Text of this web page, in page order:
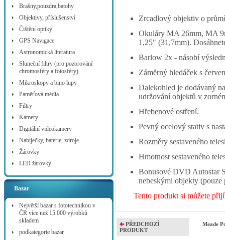
Brašny,pouzdra,batohy
Objektivy, příslušenství
Čištění optiky
GPS Navigace
Astronomická literatura
Sluneční filtry (pro pozorování
chromosféry a fotosféry)
Mikroskopy a bino lupy
Paměťová média
Filtry
Kamery
Digitální videokamery
Nabíječky, baterie, zdroje
Žárovky
LED žárovky
Bazar
Největší bazar s fototechnikou v
ČR více než 15.000 výrobků
skladem
podkategorie bazar
Zrcadlový objektiv o
Okuláry MA 26mm, MA
1,25" (31,7mm).
Barlow 2x - násobí
Záměrný hledáček s
Dalekohled je dodávaný
udržování objektů v
Hřebenové ostření.
Pevný ocelový stativ s
Rozměry sestaveného
Hmotnost sestaveného
Bonusové DVD Autostar
nebeskými objekty
Tento produkt si můžete
PŘEDCHOZÍ
PRODUKT
Meade